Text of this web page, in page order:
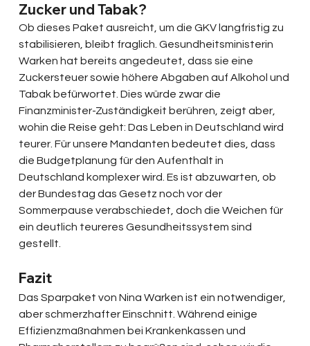
Zucker und Tabak?
Ob dieses Paket ausreicht, um die GKV langfristig zu
stabilisieren, bleibt fraglich. Gesundheitsministerin
Warken hat bereits angedeutet, dass sie eine
Zuckersteuer sowie höhere Abgaben auf Alkohol und
Tabak befürwortet. Dies würde zwar die
Finanzminister-Zuständigkeit berühren, zeigt aber,
wohin die Reise geht: Das Leben in Deutschland wird
teurer. Für unsere Mandanten bedeutet dies, dass
die Budgetplanung für den Aufenthalt in
Deutschland komplexer wird. Es ist abzuwarten, ob
der Bundestag das Gesetz noch vor der
Sommerpause verabschiedet, doch die Weichen für
ein deutlich teureres Gesundheitssystem sind
gestellt.
Fazit
Das Sparpaket von Nina Warken ist ein notwendiger,
aber schmerzhafter Einschnitt. Während einige
Effizienzmaßnahmen bei Krankenkassen und